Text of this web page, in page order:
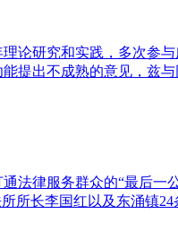
论研究和实践，多次参
提出不成熟的意见，兹与
律服务群众的“最后一公
所长李国红以及东涌镇